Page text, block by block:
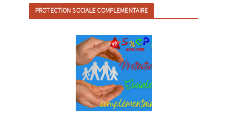
PROTECTION SOCIALE COMPLEMENTAIRE